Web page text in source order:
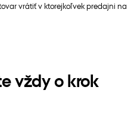
vrátiť v ktorejkoľvek predajni na
vždy o krok